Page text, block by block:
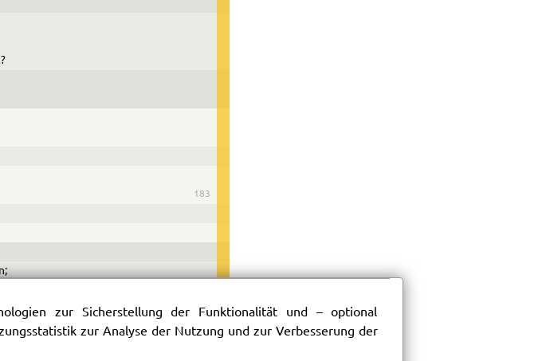
183
zur Sicherstellung der Funktionalität und – optional
zur Analyse der Nutzung und zur Verbesserung der